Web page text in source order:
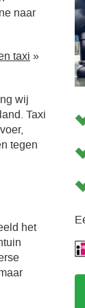
naar
taxi »
wij
Taxi
tegen
het